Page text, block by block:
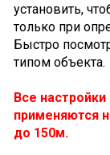
установить,
только при
Быстро
типом объекта.
Все
применяются
до 150м.